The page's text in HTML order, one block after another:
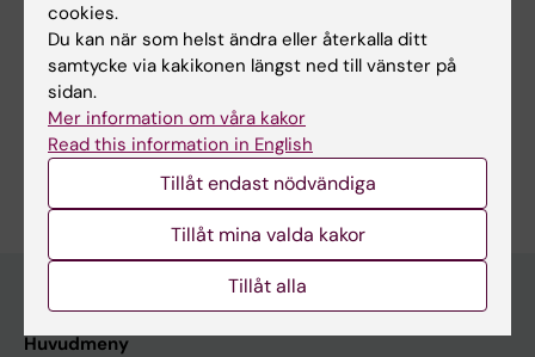
Forskningsområden:
Cancer och onkologi
Är du Annika Svanström Röjvall?
Redigera din profil
Huvudmeny
cookies.
Du kan när som helst ändra eller återkalla ditt
samtycke via kakikonen längst ned till vänster på
sidan.
Mer information om våra kakor
Read this information in English
Tillåt endast nödvändiga
Tillåt mina valda kakor
Tillåt alla